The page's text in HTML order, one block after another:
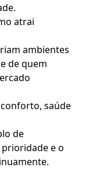
atrai
ambientes
de quem
saúde
de
e o